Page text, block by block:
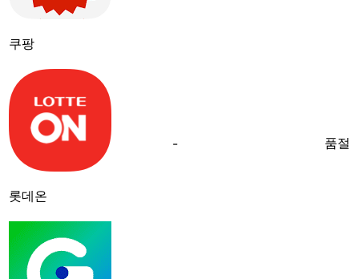
쿠팡
롯데온
- 품절